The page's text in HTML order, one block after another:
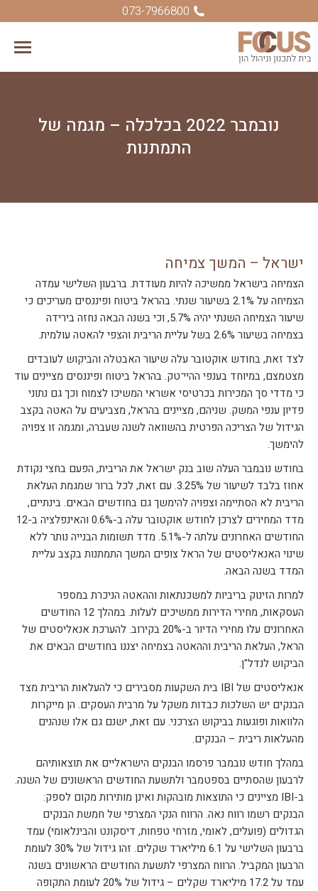
073-7966800
נובמבר 2022 בכלכלה – מגמה של
התמתנות
ישראל – המשך צמיחה
הצמיחה בישראל ממשיכה להיות מעודדת. ברבעון השלישי עמדה
הצמיחה על 2.1% בשיעור שנתי. בהראל ביטוח ופיננסים מעריכים כי
שיעור הצמיחה השנתי יהיה 5.7%, וכי בשנה הבאה נחזה בירידה
בצמיחה בשיעור 2.6% בשל עליית הריבית והצפי להאטה עולמית.
לצד זאת, בחודש אוקטובר עלה שיעור האבטלה והביקוש לעובדים
מצטמצם, במיוחד בענפי ההיי־טק. בהראל ביטוח ופיננסים מציינים עוד
כי מדדי סך המכירות בכרטיסי אשראי המשיכו לצמוח וכך גם נתוני
פדיון ענפי המשק. שניהם, מציינים בהראל, מצביעים על האטה בקצב
הגידול של הצריכה הפרטית בהשוואה לשנה שעברה, ומגמה זו צפויה
להימשך.
בחודש נובמבר העלה שוב בנק ישראל את הריבית, הפעם בחצי נקודת
אחוז בלבד לשיעור של 3.25%. עם זאת, לכל ברור שמגמת העלאת
הריבית לא הסתיימה וצפויה להימשך גם בחודשים הבאים. בינתיים,
מדד המחירים לצרכן לחודש אוקטובר עלה ב-0.6% והאינפלציה ב-12
החודשים האחרונים עלתה ל-5.1%. מדד תשומות הבנייה נותר ללא
שינוי האנאליסטים של הראל צופים המשך התמתנות בקצב עליית
המדד בשנה הבאה.
למרות הזינוק בריביות למשכנתאות וההאטה הניכרת במספר
העסקאות, מחירי הדירות ממשיכים לעלות. במהלך 12 החודשים
האחרונים עלו מחירי הדיור ב-20% בקירוב. להערכת אנאליסטים של
הראל, העלאת הריבית וההאטה בצמיחה יצננו בחודשים הבאים את
הביקוש לנדל"ן.
אנאליסטים של IBI בית השקעות מסבירים כי להעלאות הריבית מצד
הבנקים יש השלכות כבדות משקל על מרבית העסקים. הן מייקרות
הלוואות ופוגעות בביקוש הצרכני. עם זאת, ישנם גם אלו שנהנים
מהעלאות ריבית – הבנקים.
במהלך חודש נובמבר פרסמו הבנקים הישראליים את תוצאותיהם
לרבעון שהסתיים בספטמבר ולתשעת החודשים הראשונים של השנה.
ב-IBI מציינים כי התוצאות מובהקות ואינן מותירות מקום לספק:
הבנקים רשמו רווח נאה. הרווח הנקי המצרפי של חמשת הבנקים
הגדולים (פועלים, לאומי, מזרחי טפחות, דיסקונט והבינלאומי) עמד
ברבעון השלישי על 6.1 מיליארד שקלים. זהו גידול של 30% לעומת
הרבעון המקביל. הרווח המצרפי לתשעת החודשים הראשונים בשנה
עמד על 17.2 מיליארד שקלים – גידול של 20% לעומת התקופה